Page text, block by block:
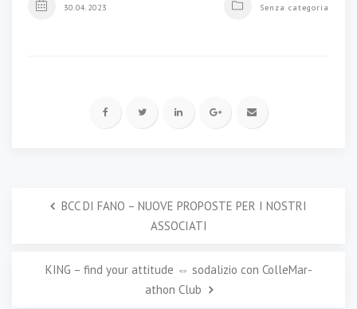
30.04.2023 Senza categoria
BCC DI FANO – NUOVE PROPOSTE PER I NOSTRI
ASSOCIATI
KING – find your attitude ⇔ sodalizio con ColleMar-
athon Club